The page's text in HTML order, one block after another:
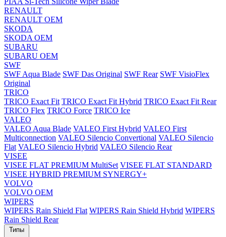
RENAULT
RENAULT OEM
SKODA
SKODA OEM
SUBARU
SUBARU OEM
SWF
SWF Aqua Blade SWF Das Original SWF Rear SWF VisioFlex
Original
TRICO
TRICO Exact Fit TRICO Exact Fit Hybrid TRICO Exact Fit Rear
TRICO Flex TRICO Force TRICO Ice
VALEO
VALEO Aqua Blade VALEO First Hybrid VALEO First
Multiconnection VALEO Silencio Convertional VALEO Silencio
Flat VALEO Silencio Hybrid VALEO Silencio Rear
VISEE
VISEE FLAT PREMIUM MultiSet VISEE FLAT STANDARD
VISEE HYBRID PREMIUM SYNERGY+
VOLVO
VOLVO OEM
WIPERS
WIPERS Rain Shield Flat WIPERS Rain Shield Hybrid WIPERS
Rain Shield Rear
Типы